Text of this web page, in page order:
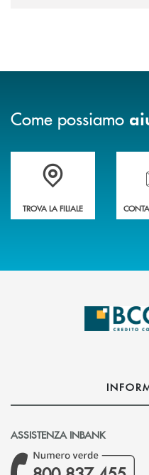
Come possiamo
Trova la filiale più vicina a Te
TROVA LA FILIALE
Hai
ASSISTENZA INBANK